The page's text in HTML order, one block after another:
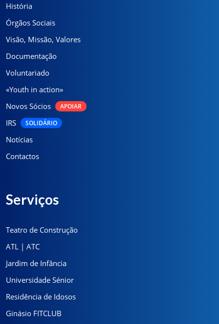
História
Órgãos Sociais
Visão, Missão, Valores
Documentação
Voluntariado
«Youth in action»
Novos Sócios
APOIAR
IRS SOLIDÁRIO
Notícias
Contactos
Serviços
Teatro de Construção
ATL | ATC
Jardim de Infância
Universidade Sénior
Residência de Idosos
Ginásio FITCLUB